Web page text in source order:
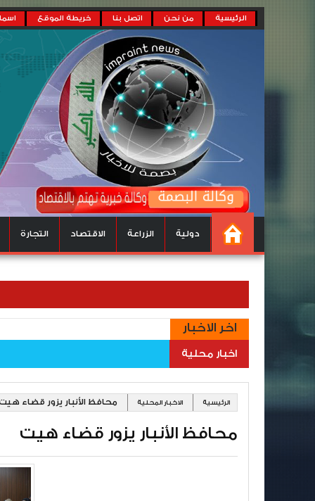
الرئيسية من نحن اتصل بنا خريطة الموقع
دولية الزراعة الاقتصاد التجارة
اخر الاخبار
اخبار محلية
الرئيسية الاخبار المحلية محافظ الأنبار يزور قضاء
محافظ الأنبار يزور قضاء هيت